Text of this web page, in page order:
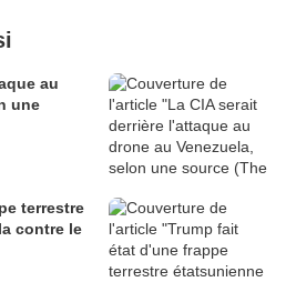
au
une
terrestre
contre le